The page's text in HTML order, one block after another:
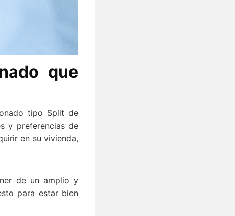
que
tipo Split de
y preferencias de
en su vivienda,
de un amplio y
para estar bien